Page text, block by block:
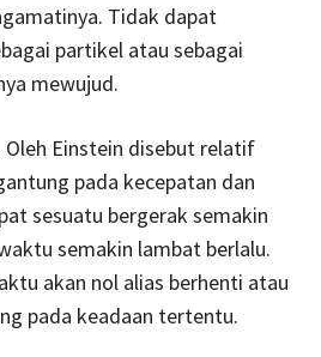
Tidak dapat
partikel atau sebagai
mewujud.
Einstein disebut relatif
pada kecepatan dan
sesuatu bergerak semakin
semakin lambat berlalu.
akan nol alias berhenti atau
pada keadaan tertentu.